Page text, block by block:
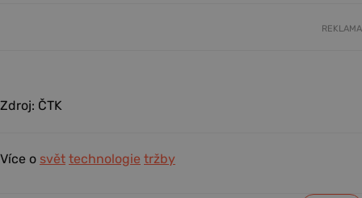
REKLAMA
Zdroj: ČTK
Více o svět technologie tržby